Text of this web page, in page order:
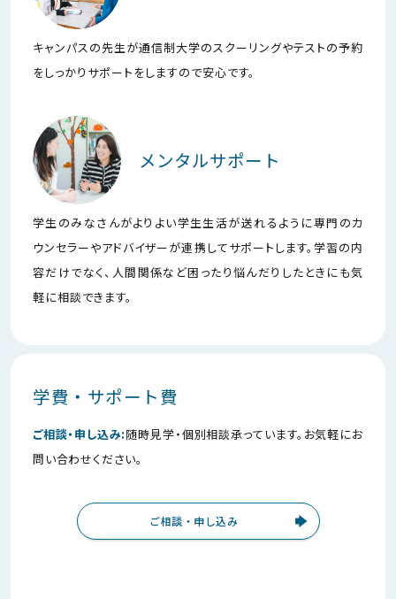
キャンパスの先生が通信制大学のスクーリングやテストの予約
をしっかりサポートをしますので安心です。
メンタルサポート
学生のみなさんがよりよい学生生活が送れるように専門のカ
ウンセラーやアドバイザーが連携してサポートします。学習の内
容だけでなく、人間関係など困ったり悩んだりしたときにも気
軽に相談できます。
学費・サポート費
ご相談・申し込み:随時見学・個別相談承っています。お気軽にお
問い合わせください。
ご相談・申し込み